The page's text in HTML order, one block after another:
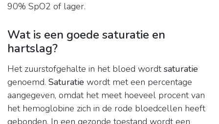
90% SpO2 of lager.
Wat is een goede saturatie en
hartslag?
Het zuurstofgehalte in het bloed wordtsaturatie
genoemd. Saturatie wordt met een percentage
aangegeven, omdat het meet hoeveel procent van
het hemoglobine zich in de rode bloedcellen heeft
gebonden. In een gezonde toestand wordt een